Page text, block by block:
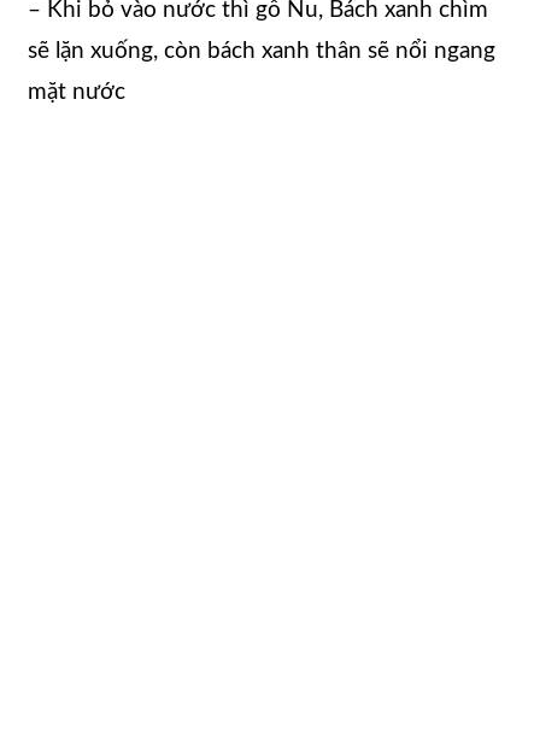
– Khi bỏ vào nước thì gỗ Nu, Bách xanh chìm
sẽ lặn xuống, còn bách xanh thân sẽ nổi ngang
mặt nước